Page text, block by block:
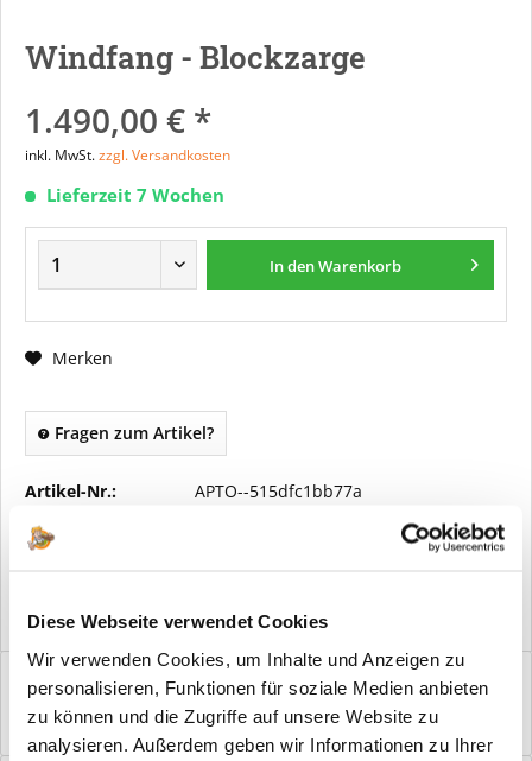
Diese Webseite verwendet Cookies
Wir verwenden Cookies, um Inhalte und Anzeigen zu
personalisieren, Funktionen für soziale Medien anbieten
zu können und die Zugriffe auf unsere Website zu
analysieren. Außerdem geben wir Informationen zu Ihrer
Windfang - Blockzarge
1.490,00 € *
inkl. MwSt.zzgl. Versandkosten
Lieferzeit 7 Wochen
In denWarenkorb
Merken
Fragen zum Artikel?
Artikel-Nr.: APTO--515dfc1bb77a
Vorteile
Windfangelemente online am Bildschirm konfigurieren und
einbaufertig bestellen. In wenigen...